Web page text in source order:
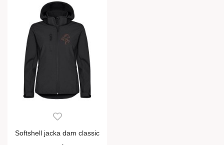
Softshell jacka dam classic